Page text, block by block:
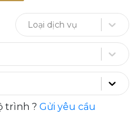
Loại dịch vụ
trình ? Gửi yêu cầu